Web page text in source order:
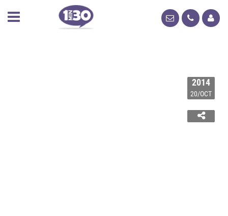
2014
20/OCT